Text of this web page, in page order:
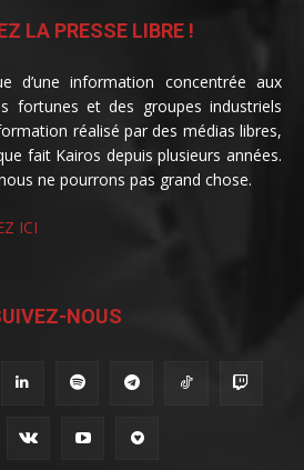
LA PRESSE LIBRE !
d’une information concentrée aux
fortunes et des groupes industriels
réalisé par des médias libres,
fait Kairos depuis plusieurs années.
ne pourrons pas grand chose.
ICI
NOUS